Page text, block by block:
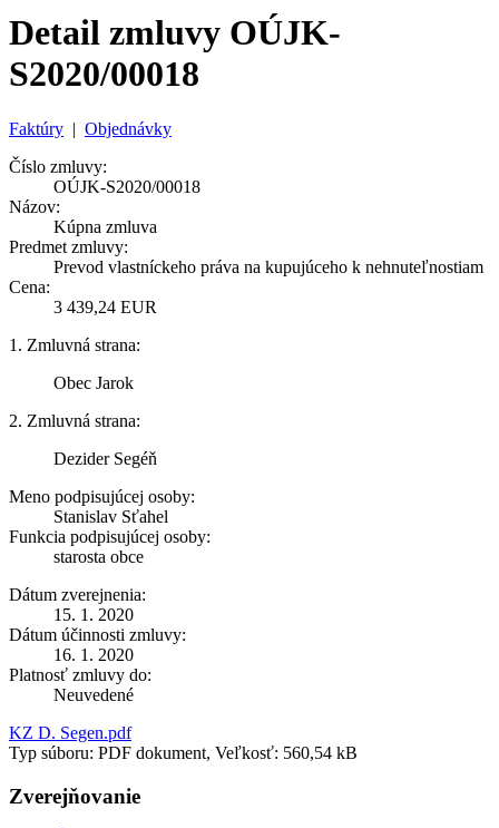
Detail zmluvy OÚJK-
S2020/00018
Faktúry | Objednávky
Číslo zmluvy:
OÚJK-S2020/00018
Názov:
Kúpna zmluva
Predmet zmluvy:
Prevod vlastníckeho práva na kupujúceho k nehnuteľnostiam
Cena:
3 439,24 EUR
1. Zmluvná strana:
Obec Jarok
2. Zmluvná strana:
Dezider Segéň
Meno podpisujúcej osoby:
Stanislav Sťahel
Funkcia podpisujúcej osoby:
starosta obce
Dátum zverejnenia:
15. 1. 2020
Dátum účinnosti zmluvy:
16. 1. 2020
Platnosť zmluvy do:
Neuvedené
KZ D. Segen.pdf
Typ súboru: PDF dokument, Veľkosť: 560,54 kB
Zverejňovanie